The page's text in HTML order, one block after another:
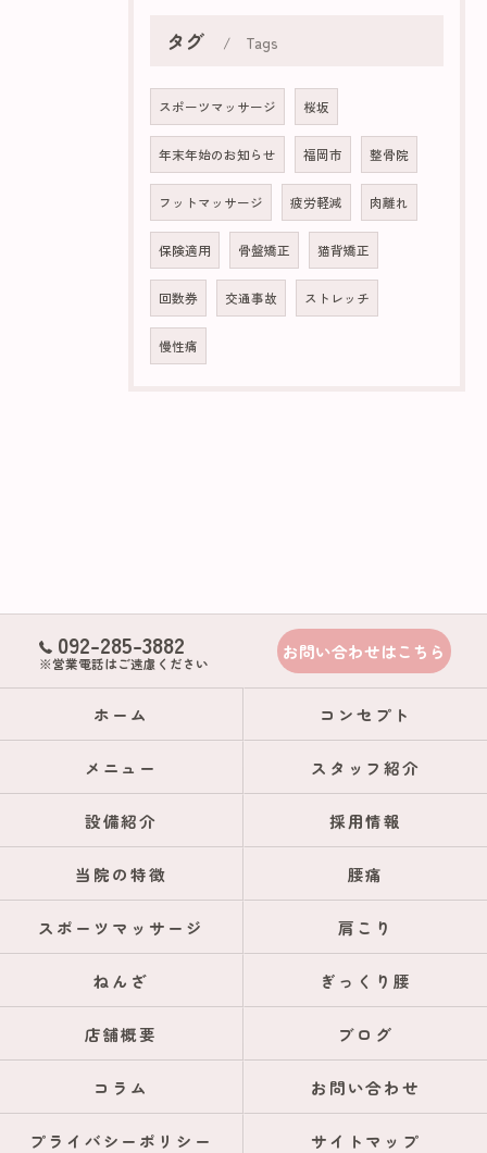
タグ Tags
スポーツマッサージ 桜坂
年末年始のお知らせ 福岡市 整骨院
フットマッサージ 疲労軽減 肉離れ
保険適用 骨盤矯正 猫背矯正
回数券 交通事故 ストレッチ
慢性痛
092-285-3882
※営業電話はご遠慮ください
お問い合わせはこちら
ホーム コンセプト
メニュー スタッフ紹介
設備紹介 採用情報
当院の特徴 腰痛
スポーツマッサージ 肩こり
ねんざ ぎっくり腰
店舗概要 ブログ
コラム お問い合わせ
プライバシーポリシー サイトマップ